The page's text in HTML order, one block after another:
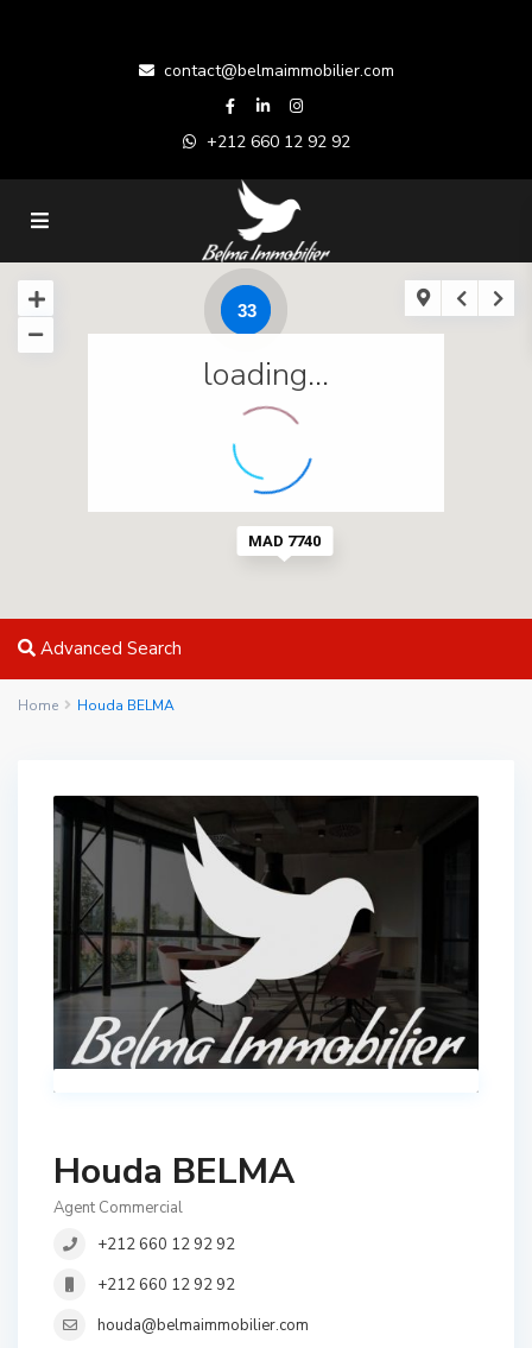
contact@belmaimmobilier.com
+212 660 12 92 92
MAD 7740
33
loading...
Advanced Search
Home Houda BELMA
Houda BELMA
Agent Commercial
+212 660 12 92 92
+212 660 12 92 92
houda@belmaimmobilier.com